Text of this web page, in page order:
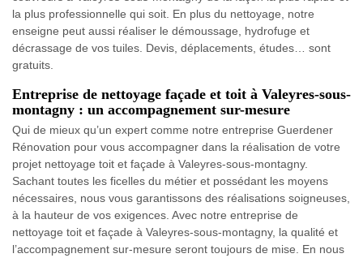
la plus professionnelle qui soit. En plus du nettoyage, notre
enseigne peut aussi réaliser le démoussage, hydrofuge et
décrassage de vos tuiles. Devis, déplacements, études… sont
gratuits.
Entreprise de nettoyage façade et toit à Valeyres-sous-
montagny : un accompagnement sur-mesure
Qui de mieux qu’un expert comme notre entreprise Guerdener
Rénovation pour vous accompagner dans la réalisation de votre
projet nettoyage toit et façade à Valeyres-sous-montagny.
Sachant toutes les ficelles du métier et possédant les moyens
nécessaires, nous vous garantissons des réalisations soigneuses,
à la hauteur de vos exigences. Avec notre entreprise de
nettoyage toit et façade à Valeyres-sous-montagny, la qualité et
l’accompagnement sur-mesure seront toujours de mise. En nous